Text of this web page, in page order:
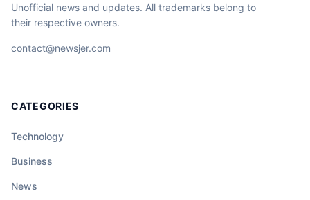
Unofficial news and updates. All trademarks belong to
their respective owners.
contact@newsjer.com
CATEGORIES
Technology
Business
News